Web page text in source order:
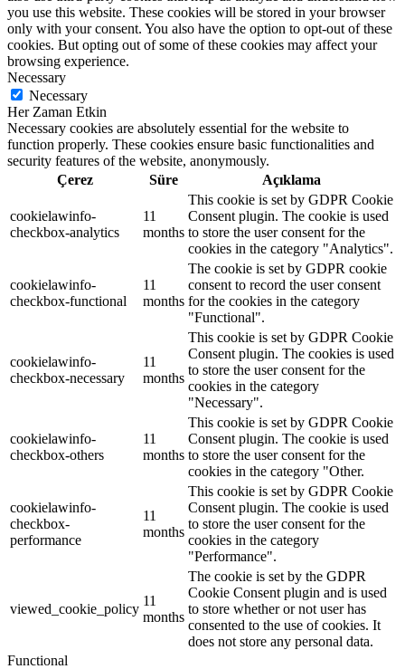
you use this website. These cookies will be stored in your browser
only with your consent. You also have the option to opt-out of these
cookies. But opting out of some of these cookies may affect your
browsing experience.
Necessary
Necessary
Her Zaman Etkin
Necessary cookies are absolutely essential for the website to
function properly. These cookies ensure basic functionalities and
security features of the website, anonymously.
Çerez
Süre Açıklama
cookielawinfo-
checkbox-analytics
11
months
This cookie is set by GDPR Cookie
Consent plugin. The cookie is used
to store the user consent for the
cookies in the category "Analytics".
cookielawinfo-
checkbox-functional
11
months
The cookie is set by GDPR cookie
consent to record the user consent
for the cookies in the category
"Functional".
cookielawinfo-
checkbox-necessary
11
months
This cookie is set by GDPR Cookie
Consent plugin. The cookies is used
to store the user consent for the
cookies in the category
"Necessary".
cookielawinfo-
checkbox-others
11
months
This cookie is set by GDPR Cookie
Consent plugin. The cookie is used
to store the user consent for the
cookies in the category "Other.
cookielawinfo-
checkbox-
performance
11
months
This cookie is set by GDPR Cookie
Consent plugin. The cookie is used
to store the user consent for the
cookies in the category
"Performance".
viewed_cookie_policy
11
months
The cookie is set by the GDPR
Cookie Consent plugin and is used
to store whether or not user has
consented to the use of cookies. It
does not store any personal data.
Functional